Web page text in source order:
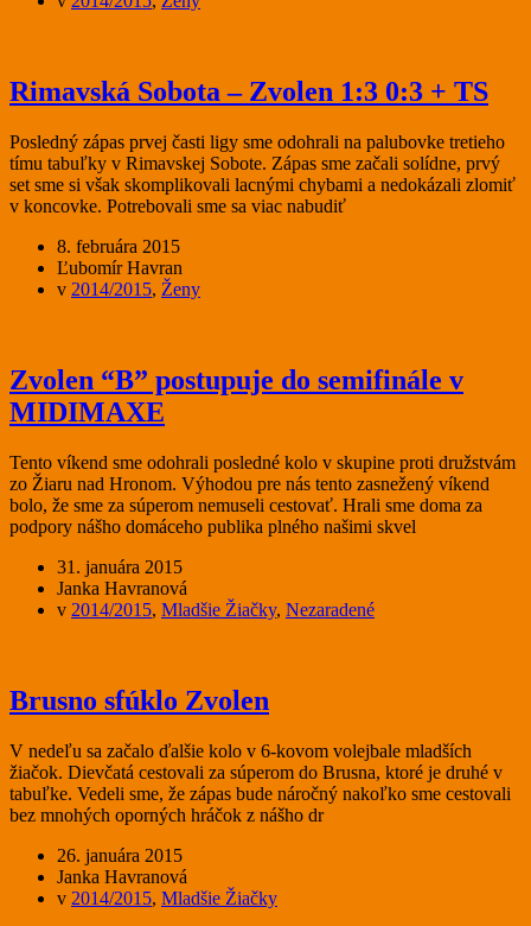
Rimavská Sobota – Zvolen 1:3 0:3 + TS
Posledný zápas prvej časti ligy sme odohrali na palubovke tretieho
tímu tabuľky v Rimavskej Sobote. Zápas sme začali solídne, prvý
set sme si však skomplikovali lacnými chybami a nedokázali zlomiť
v koncovke. Potrebovali sme sa viac nabudiť
8. februára 2015
Ľubomír Havran
v 2014/2015, Ženy
Zvolen “B” postupuje do semifinále v
MIDIMAXE
Tento víkend sme odohrali posledné kolo v skupine proti družstvám
zo Žiaru nad Hronom. Výhodou pre nás tento zasnežený víkend
bolo, že sme za súperom nemuseli cestovať. Hrali sme doma za
podpory nášho domáceho publika plného našimi skvel
31. januára 2015
Janka Havranová
v 2014/2015, Mladšie Žiačky, Nezaradené
Brusno sfúklo Zvolen
V nedeľu sa začalo ďalšie kolo v 6-kovom volejbale mladších
žiačok. Dievčatá cestovali za súperom do Brusna, ktoré je druhé v
tabuľke. Vedeli sme, že zápas bude náročný nakoľko sme cestovali
bez mnohých oporných hráčok z nášho dr
26. januára 2015
Janka Havranová
v 2014/2015, Mladšie Žiačky